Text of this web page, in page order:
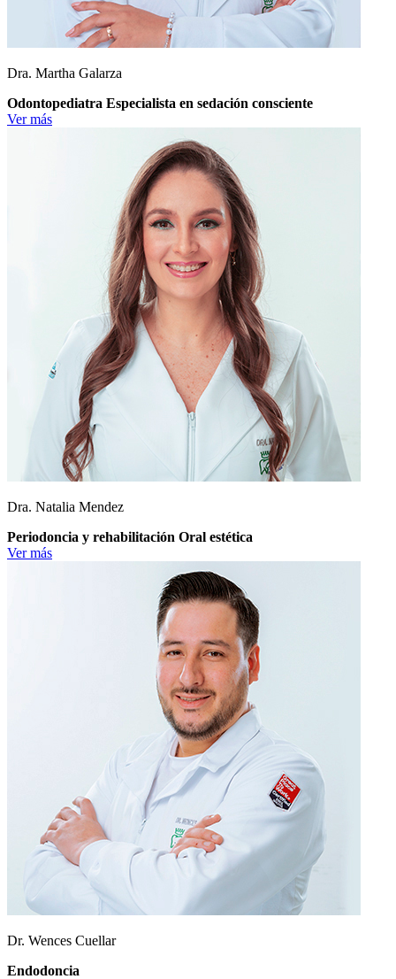
Dra. Martha Galarza
Odontopediatra Especialista en sedación consciente
Ver más
Dra. Natalia Mendez
Periodoncia y rehabilitación Oral estética
Ver más
Dr. Wences Cuellar
Endodoncia